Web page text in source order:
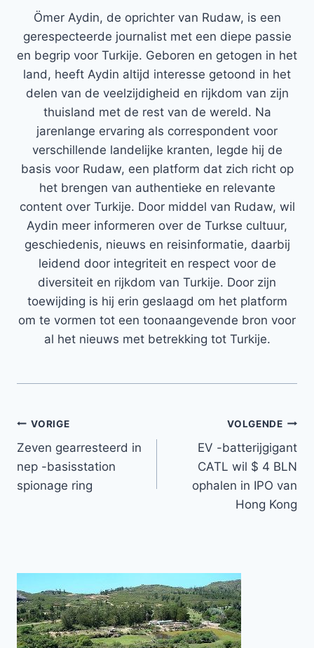
Ömer Aydin, de oprichter van Rudaw, is een
gerespecteerde journalist met een diepe passie
en begrip voor Turkije. Geboren en getogen in het
land, heeft Aydin altijd interesse getoond in het
delen van de veelzijdigheid en rijkdom van zijn
thuisland met de rest van de wereld. Na
jarenlange ervaring als correspondent voor
verschillende landelijke kranten, legde hij de
basis voor Rudaw, een platform dat zich richt op
het brengen van authentieke en relevante
content over Turkije. Door middel van Rudaw, wil
Aydin meer informeren over de Turkse cultuur,
geschiedenis, nieuws en reisinformatie, daarbij
leidend door integriteit en respect voor de
diversiteit en rijkdom van Turkije. Door zijn
toewijding is hij erin geslaagd om het platform
om te vormen tot een toonaangevende bron voor
al het nieuws met betrekking tot Turkije.
Bericht
navigatie
VORIGE
Zeven gearresteerd in
nep -basisstation
spionage ring
VOLGENDE
EV -batterijgigant
CATL wil $ 4 BLN
ophalen in IPO van
Hong Kong